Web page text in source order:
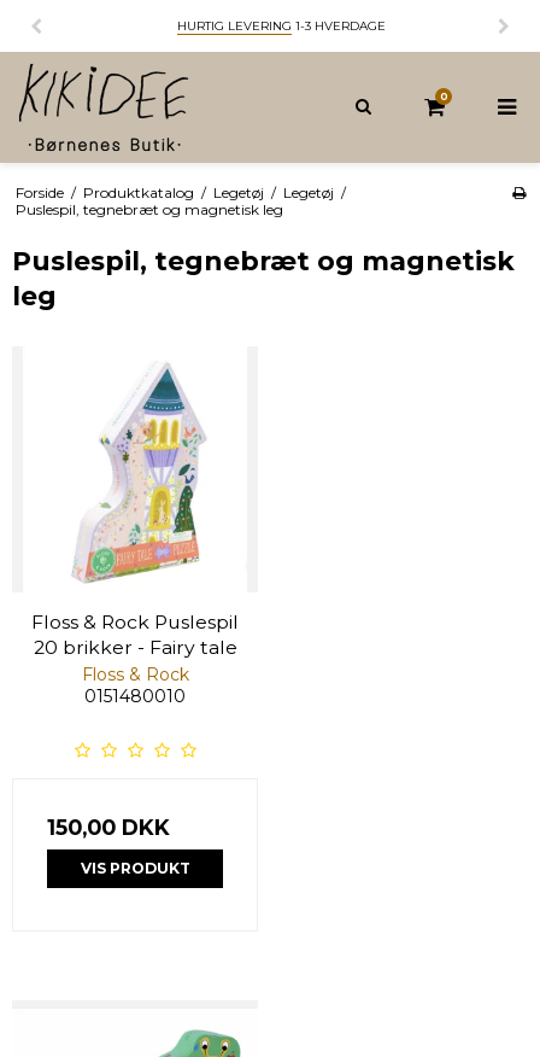
14 DAGES FORTRYDELSESRET
0
Forside / Produktkatalog / Legetøj / Legetøj /
Puslespil, tegnebræt og magnetisk leg
Puslespil, tegnebræt og magnetisk
leg
Floss & Rock Puslespil
20 brikker - Fairy tale
Floss & Rock
0151480010
150,00 DKK
VIS PRODUKT